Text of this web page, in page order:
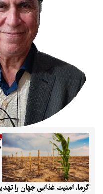
۱۱ مرداد ۱۴۰۵
غذایی جهان را تهدید می‌کند